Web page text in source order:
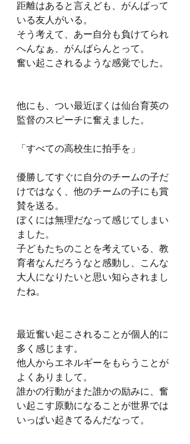
距離はあると言えども、がんばって
いる友人がいる。
そう考えて、あー自分も負けてられ
へんなぁ、がんばらんとって。
奮い起こされるような感覚でした。
他にも、つい最近ぼくは仙台育英の
監督のスピーチに奮えました。
「すべての高校生に拍手を」
優勝してすぐに自分のチームの子だ
けではなく、他のチームの子にも賞
賛を送る。
ぼくには無理だなって感じてしまい
ました。
子どもたちのことを考えている、教
育者なんだろうなと感動し、こんな
大人になりたいと思い知らされまし
たね。
最近奮い起こされることが個人的に
多く感じます。
他人からエネルギーをもらうことが
よくありまして。
誰かの行動がまた誰かの励みに、奮
い起こす原動になることが世界では
いっぱい起きてるんだなって。